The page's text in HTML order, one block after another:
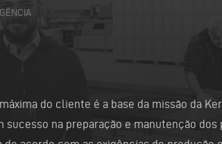
do cliente é a base da missão da
sucesso na preparação e manutenção dos